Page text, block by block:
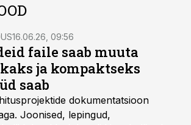
16.06.26, 09:56
faile saab muuta
ja kompaktseks
saab
dokumentatsioon
Joonised, lepingud,